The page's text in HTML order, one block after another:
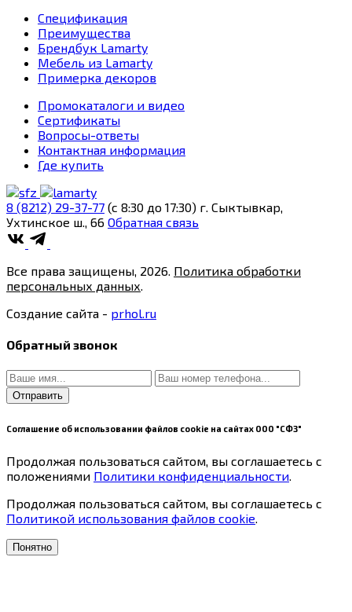
Спецификация
Преимущества
Брендбук Lamarty
Мебель из Lamarty
Примерка декоров
Промокаталоги и видео
Сертификаты
Вопросы-ответы
Контактная информация
Где купить
8 (8212) 29-37-77 (c 8:30 до 17:30) г. Сыктывкар,
Ухтинское ш., 66 Обратная связь
Все права защищены, 2026. Политика обработки
персональных данных.
Создание сайта - prhol.ru
Обратный звонок
Отправить
Соглашение об использовании файлов cookie на сайтах ООО "СФЗ"
Продолжая пользоваться сайтом, вы соглашаетесь с
положениями Политики конфиденциальности
Продолжая пользоваться сайтом, вы соглашаетесь с
Политикой использования файлов cookie